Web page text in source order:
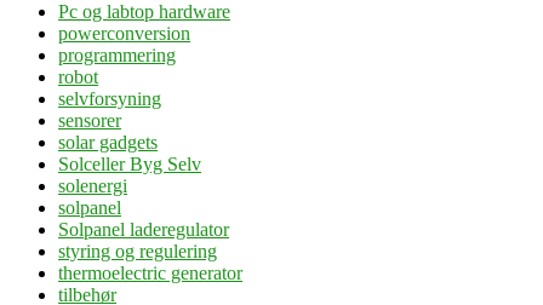
Pc og labtop hardware
powerconversion
programmering
robot
selvforsyning
sensorer
solar gadgets
Solceller Byg Selv
solenergi
solpanel
Solpanel laderegulator
styring og regulering
thermoelectric generator
tilbehør